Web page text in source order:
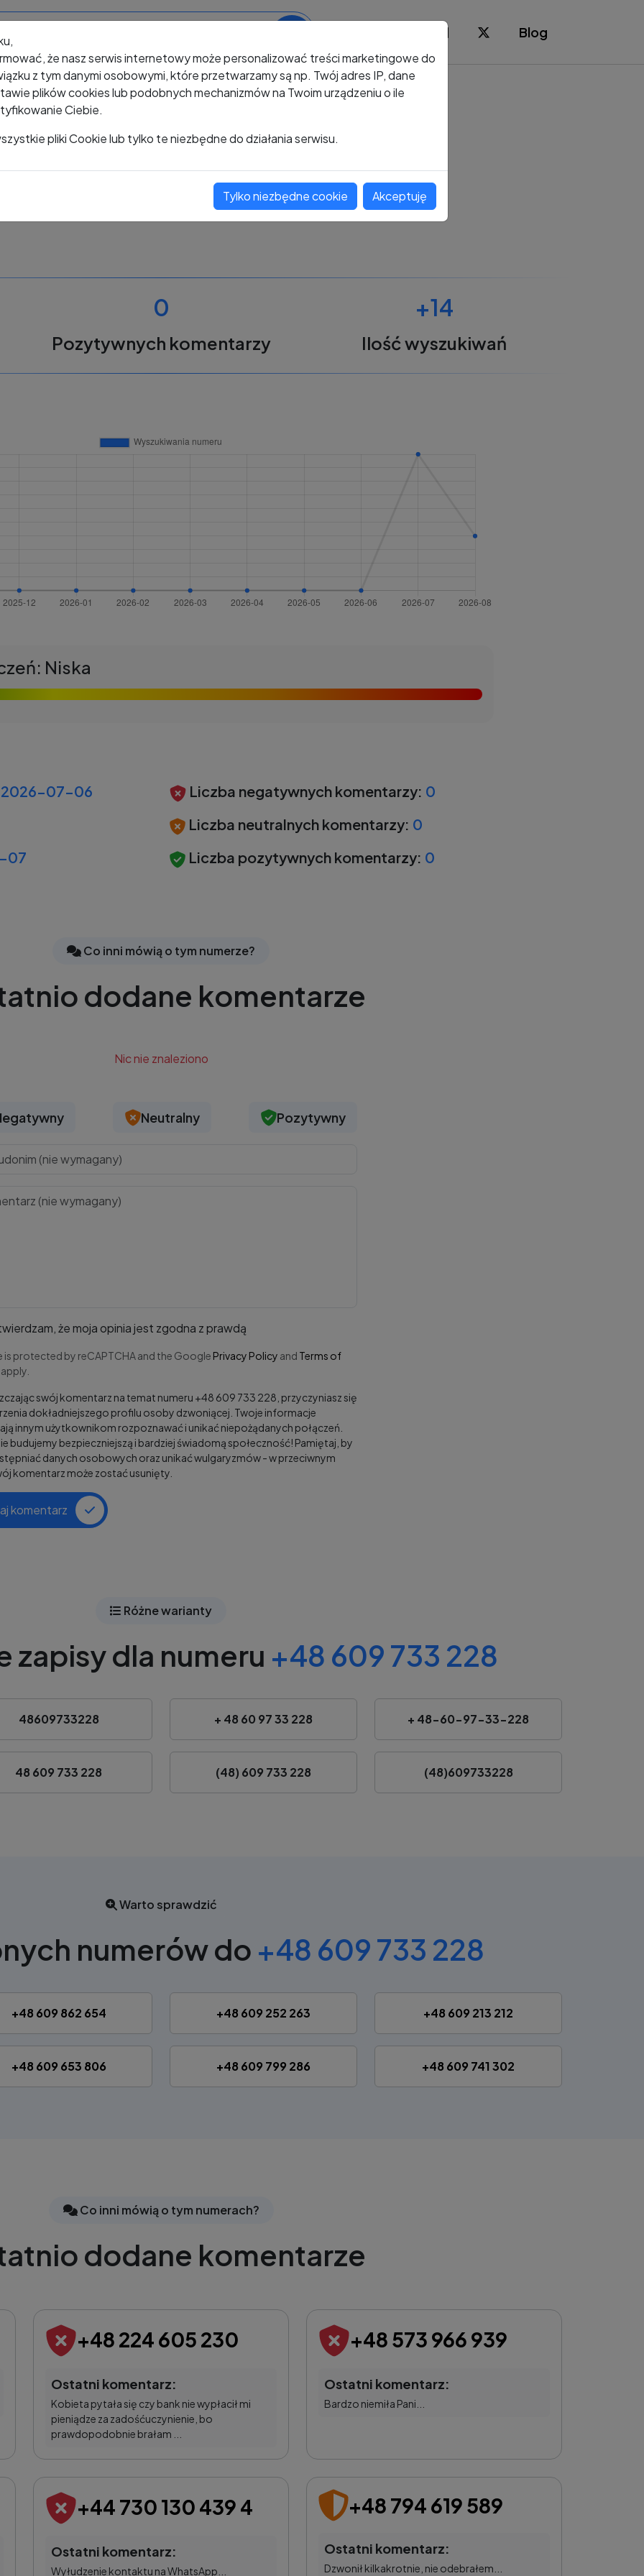
Blog
+48 609 733 228
Oceń ten numer
0
Pozytywnych komentarzy
+14
Ilość wyszukiwań
Niska
2026-07-06
07
Liczba negatywnych komentarzy: 0
Liczba neutralnych komentarzy: 0
Liczba pozytywnych komentarzy: 0
Co inni mówią o tym numerze?
dodane komentarze
Nic nie znaleziono
Neutralny Pozytywny
że moja opinia jest zgodna z prawdą
is protected by reCAPTCHA and the Google Privacy Policy and Terms of
apply.
swój komentarz na temat numeru +48 609 733 228, przyczyniasz się
dokładniejszego profilu osoby dzwoniącej. Twoje informacje
innym użytkownikom rozpoznawać i unikać niepożądanych połączeń.
budujemy bezpieczniejszą i bardziej świadomą społeczność! Pamiętaj, by
danych osobowych oraz unikać wulgaryzmów - w przeciwnym
komentarz może zostać usunięty.
komentarz
Różne warianty
zapisy dla numeru +48 609 733 228
48609733228 + 48 60 97 33 228 + 48-60-97-33-228
48 609 733 228 (48) 609 733 228 (48)609733228
Warto sprawdzić
numerów do +48 609 733 228
+48 609 862 654 +48 609 252 263 +48 609 213 212
+48 609 653 806 +48 609 799 286 +48 609 741 302
Co inni mówią o tym numerach?
dodane komentarze
+48 224 605 230
Ostatni komentarz:
Kobieta pytała się czy bank nie wypłacił mi
pieniądze za zadośćuczynienie, bo
prawdopodobnie brałam ...
+48 573 966 939
Ostatni komentarz:
Bardzo niemiła Pani...
+44 730 130 439 4
Ostatni komentarz:
Wyłudzenie kontaktu na WhatsApp...
+48 794 619 589
Ostatni komentarz:
Dzwonił kilkakrotnie, nie odebrałem...
że nasz serwis internetowy może personalizować treści marketingowe do
z tym danymi osobowymi, które przetwarzamy są np. Twój adres IP, dane
plików cookies lub podobnych mechanizmów na Twoim urządzeniu o ile
Ciebie.
pliki Cookie lub tylko te niezbędne do działania serwisu.
Tylko niezbędne cookie Akceptuję